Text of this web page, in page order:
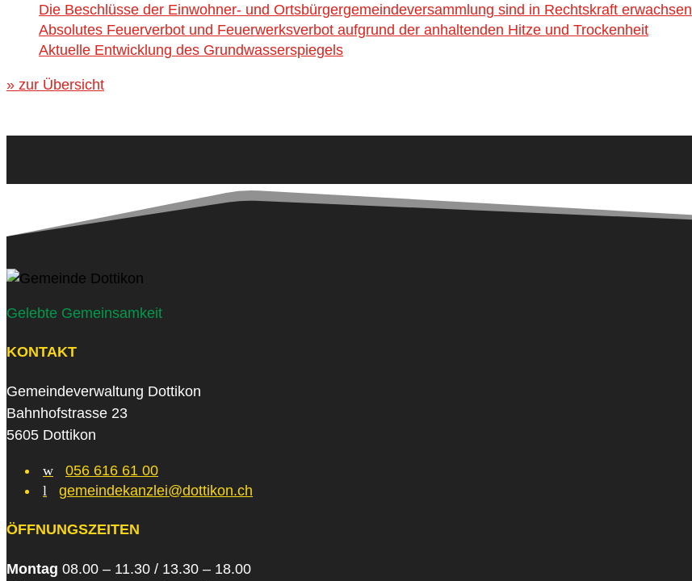
Die Beschlüsse der Einwohner- und Ortsbürgergemeindeversammlung sind in Rechtskraft erwachsen
Absolutes Feuerverbot und Feuerwerksverbot aufgrund der anhaltenden Hitze und Trockenheit
Aktuelle Entwicklung des Grundwasserspiegels
» zur Übersicht
Gelebte Gemeinsamkeit
KONTAKT
Gemeindeverwaltung Dottikon
Bahnhofstrasse 23
5605 Dottikon
w
056 616 61 00
l
gemeindekanzlei@dottikon.ch
ÖFFNUNGSZEITEN
Montag 08.00 – 11.30 / 13.30 – 18.00